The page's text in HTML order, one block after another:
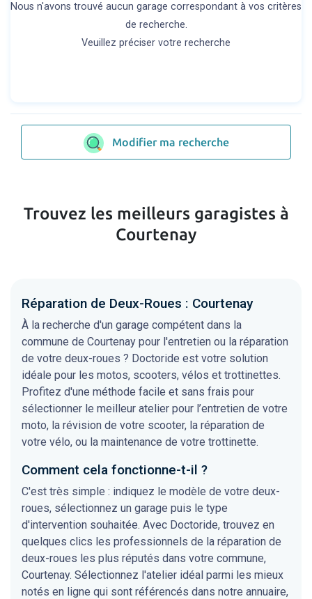
Nous n'avons trouvé aucun garage correspondant à vos critères
de recherche.
Veuillez préciser votre recherche
Modifier ma recherche
Trouvez les meilleurs garagistes à
Courtenay
Réparation de Deux-Roues : Courtenay
À la recherche d'un garage compétent dans la
commune de Courtenay pour l'entretien ou la réparation
de votre deux-roues ? Doctoride est votre solution
idéale pour les motos, scooters, vélos et trottinettes.
Profitez d'une méthode facile et sans frais pour
sélectionner le meilleur atelier pour l’entretien de votre
moto, la révision de votre scooter, la réparation de
votre vélo, ou la maintenance de votre trottinette.
Comment cela fonctionne-t-il ?
C'est très simple : indiquez le modèle de votre deux-
roues, sélectionnez un garage puis le type
d'intervention souhaitée. Avec Doctoride, trouvez en
quelques clics les professionnels de la réparation de
deux-roues les plus réputés dans votre commune,
Courtenay. Sélectionnez l'atelier idéal parmi les mieux
notés en ligne qui sont référencés dans notre annuaire,